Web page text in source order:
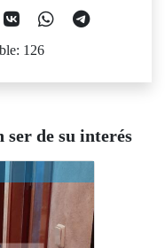
126
de su interés
€